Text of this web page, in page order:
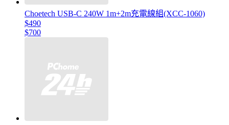
Choetech USB-C 240W 1m+2m充電線組(XCC-1060)
$490
$700